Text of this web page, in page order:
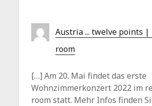
Austria ... twelve points |
room
[…] Am 20. Mai findet das erste
Wohnzimmerkonzert 2022 im
room statt. Mehr Infos finden